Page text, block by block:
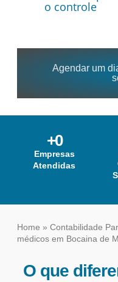
o controle
Agendar um
+0
Empresas
Atendidas
Home » Contabilidade
médicos em Bocaina de
O que